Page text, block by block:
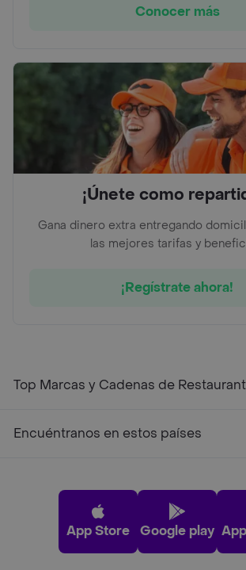
Conocer más
¡Únete como
Gana dinero extra entregando
las mejores tarifas y
¡Regístrate ahora!
Top Marcas y Cadenas de
Encuéntranos en estos países
App Store Google play